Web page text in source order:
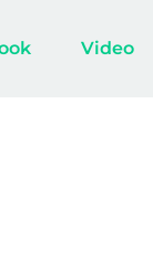
Video